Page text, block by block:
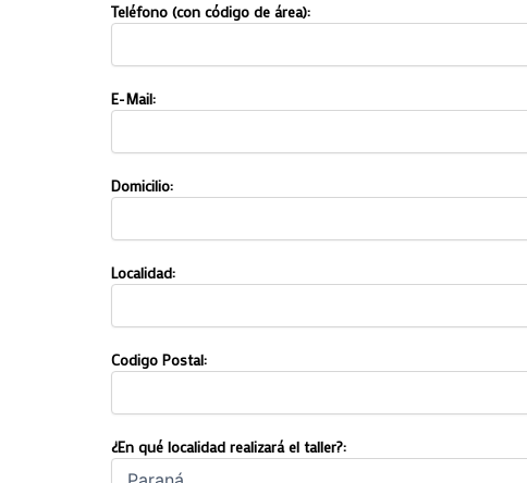
Teléfono (con código de área):
E-Mail:
Domicilio:
Localidad:
Codigo Postal:
¿En qué localidad realizará el taller?: